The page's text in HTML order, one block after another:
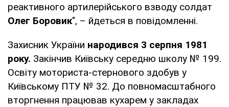
реактивного артилерійського взводу солдат
Олег Боровик", – йдеться в повідомленні.
Захисник України народився 3 серпня 1981
року. Закінчив Київську середню школу № 199.
Освіту моториста-стернового здобув у
Київському ПТУ № 32. До повномасштабного
вторгнення працював кухарем у закладах